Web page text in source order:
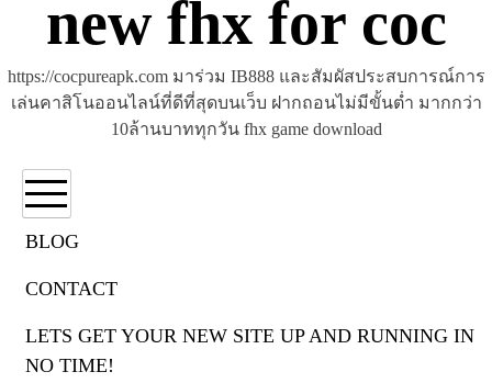
new fhx for coc
https://cocpureapk.com มาร่วม IB888 และสัมผัสประสบการณ์การ
เล่นคาสิโนออนไลน์ที่ดีที่สุดบนเว็บ ฝากถอนไม่มีขั้นต่ำ มากกว่า
10ล้านบาททุกวัน fhx game download
BLOG
CONTACT
LETS GET YOUR NEW SITE UP AND RUNNING IN
NO TIME!
หมวดหมู่:ssru